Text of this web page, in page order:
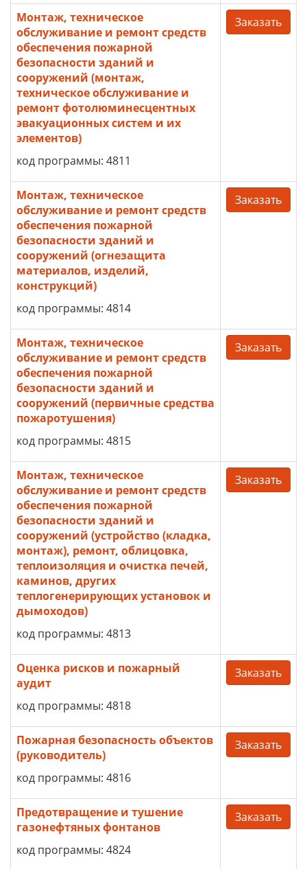
Монтаж, техническое
обслуживание и ремонт средств
обеспечения пожарной
безопасности зданий и
сооружений (монтаж,
техническое обслуживание и
ремонт фотолюминесцентных
эвакуационных систем и их
элементов)
код программы: 4811
Заказать
Монтаж, техническое
обслуживание и ремонт средств
обеспечения пожарной
безопасности зданий и
сооружений (огнезащита
материалов, изделий,
конструкций)
код программы: 4814
Заказать
Монтаж, техническое
обслуживание и ремонт средств
обеспечения пожарной
безопасности зданий и
сооружений (первичные средства
пожаротушения)
код программы: 4815
Заказать
Монтаж, техническое
обслуживание и ремонт средств
обеспечения пожарной
безопасности зданий и
сооружений (устройство (кладка,
монтаж), ремонт, облицовка,
теплоизоляция и очистка печей,
каминов, других
теплогенерирующих установок и
дымоходов)
код программы: 4813
Заказать
Оценка рисков и пожарный
аудит
код программы: 4818
Заказать
Пожарная безопасность объектов
(руководитель)
код программы: 4816
Заказать
Предотвращение и тушение
газонефтяных фонтанов
код программы: 4824
Заказать